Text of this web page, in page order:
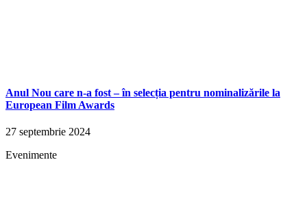
Anul Nou care n-a fost – în selecția pentru nominalizările la
European Film Awards
27 septembrie 2024
Evenimente